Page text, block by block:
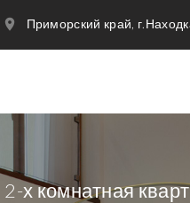
Приморский край,
2-х комнатная